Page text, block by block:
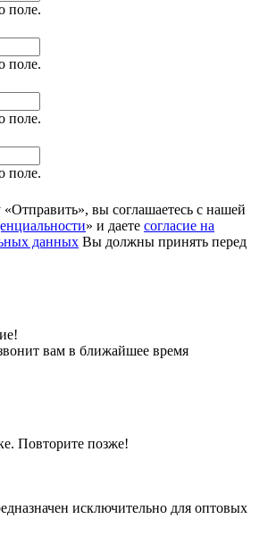
поле.
поле.
поле.
поле.
вы соглашаетесь с нашей
» и даете согласие на
данных Вы должны принять перед
вам в ближайшее время
Повторите позже!
исключительно для оптовых